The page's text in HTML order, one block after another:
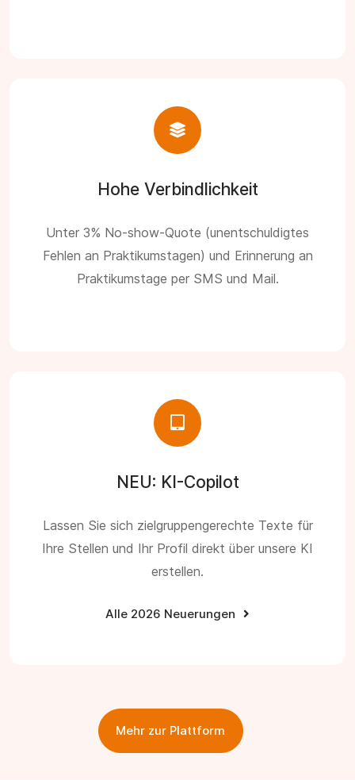
Hohe Verbindlichkeit
Unter 3% No-show-Quote (unentschuldigtes
Fehlen an Praktikumstagen) und Erinnerung an
Praktikumstage per SMS und Mail.
NEU: KI-Copilot
Lassen Sie sich zielgruppengerechte Texte für
Ihre Stellen und Ihr Profil direkt über unsere KI
erstellen.
Alle 2026 Neuerungen
Mehr zur Plattform